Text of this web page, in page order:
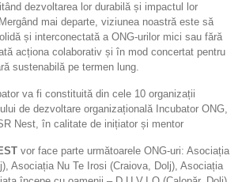
dezvoltarea lor durabilă și impactul lor
mai departe, viziunea noastră este să
și interconectată a ONG-urilor mici sau fără
acționa colaborativ și în mod concertat pentru
sustenabilă pe termen lung.
va fi constituită din cele 10 organizații
de dezvoltare organizațională Incubator ONG,
Nest, în calitate de inițiator și mentor
vor face parte următoarele ONG-uri: Asociația
Asociația Nu Te Irosi (Craiova, Dolj), Asociația